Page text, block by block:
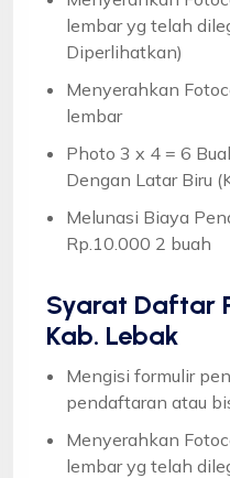
lembar yg telah
Diperlihatkan)
Menyerahkan
lembar
Photo 3 x 4 = 6
Dengan Latar Biru
Melunasi Biaya
Rp.10.000 2 buah
Syarat Daftar
Kab. Lebak
Mengisi formulir
pendaftaran atau
Menyerahkan
lembar yg telah